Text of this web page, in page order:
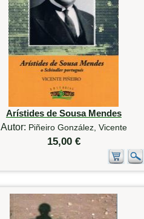
Arístides de Sousa Mendes
Autor: Piñeiro González, Vicente
15,00 €